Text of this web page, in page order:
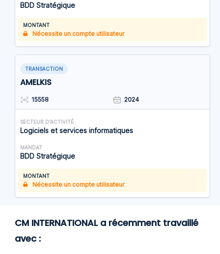
BDD Stratégique
MONTANT
Nécessite un compte utilisateur
TRANSACTION
AMELKIS
15558 2024
SECTEUR D'ACTIVITÉ
Logiciels et services informatiques
MANDAT
BDD Stratégique
MONTANT
Nécessite un compte utilisateur
CM INTERNATIONAL a récemment travaillé
avec :